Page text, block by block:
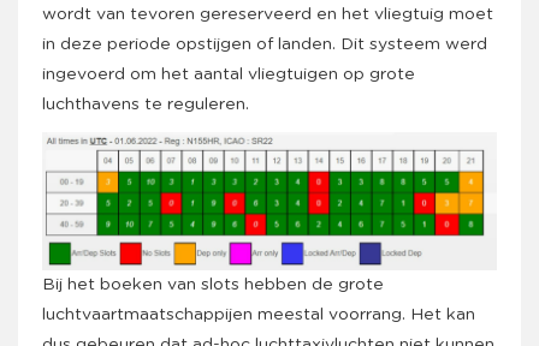
wordt van tevoren gereserveerd en het vliegtuig moet
in deze periode opstijgen of landen. Dit systeem werd
ingevoerd om het aantal vliegtuigen op grote
luchthavens te reguleren.
Bij het boeken van slots hebben de grote
luchtvaartmaatschappijen meestal voorrang. Het kan